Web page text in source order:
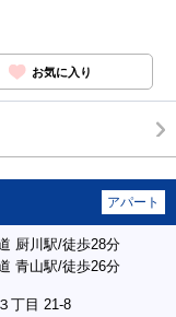
お気に入り
アパート
厨川駅/徒歩28分
青山駅/徒歩26分
丁目 21-8